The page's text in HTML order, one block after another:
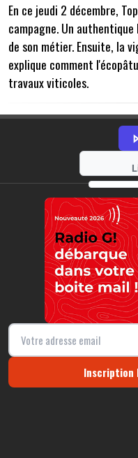
En ce jeudi 2 décembre,
campagne. Un
de son métier. Ensuite, la
explique comment
travaux viticoles.
Inscription